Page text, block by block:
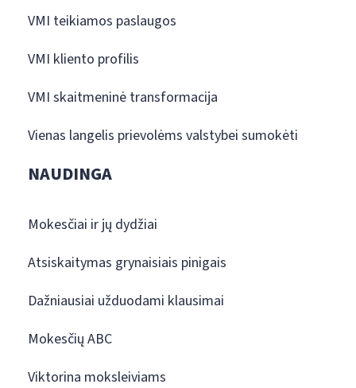
VMI teikiamos paslaugos
VMI kliento profilis
VMI skaitmeninė transformacija
Vienas langelis prievolėms valstybei sumokėti
NAUDINGA
Mokesčiai ir jų dydžiai
Atsiskaitymas grynaisiais pinigais
Dažniausiai užduodami klausimai
Mokesčių ABC
Viktorina moksleiviams